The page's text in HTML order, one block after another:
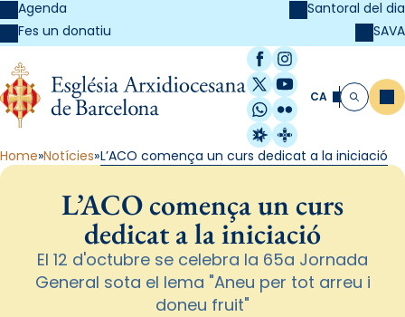
Agenda
Fes un donatiu
Santoral del dia
SAVA
Facebook
Instagram
X / Twitter
YouTube
WhatsApp
Flickr
Radio Estel
Catalunya
CA Cerca
Home Notícies L’ACO comença un curs dedicat a la iniciació
L’ACO comença un curs
dedicat a la iniciació
El 12 d'octubre se celebra la 65a Jornada
General sota el lema "Aneu per tot arreu i
doneu fruit"